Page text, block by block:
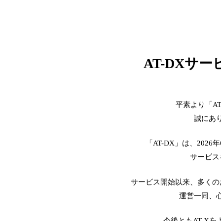
AT-DXサー
平素より「
誠にあ
「AT-DX」は、2026
サービ
サービス開始以来、多く
運営一同、